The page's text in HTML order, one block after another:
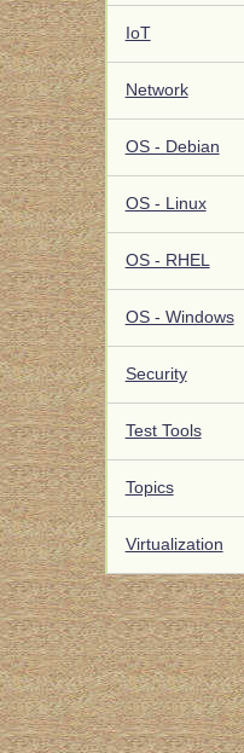
IoT
Network
OS - Debian
OS - Linux
OS - RHEL
OS - Windows
Security
Test Tools
Topics
Virtualization